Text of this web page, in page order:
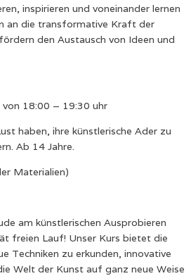
inspirieren und voneinander lernen
an die transformative Kraft der
den Austausch von Ideen und
18:00 – 19:30 uhr
haben, ihre künstlerische Ader zu
Ab 14 Jahre.
Materialien)
am künstlerischen Ausprobieren
freien Lauf! Unser Kurs bietet die
Techniken zu erkunden, innovative
Welt der Kunst auf ganz neue Weise